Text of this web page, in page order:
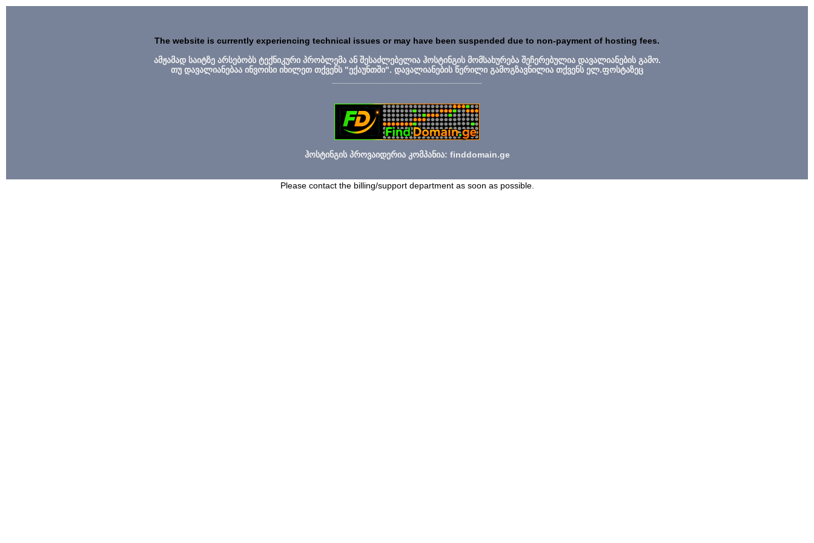
The website is currently experiencing technical issues or may have been suspended due to non-payment of hosting fees.
ამჟამად საიტზე არსებობს ტექნიკური პრობლემა ან შესაძლებელია ჰოსტინგის მომსახურება შეჩერებულია დავალიანების გამო.
თუ დავალიანებაა ინვოისი იხილეთ თქვენს "ექაუნთში". დავალიანების წერილი გამოგზავნილია თქვენს ელ.ფოსტაზეც
ჰოსტინგის პროვაიდერია კომპანია: finddomain.ge
Please contact the billing/support department as soon as possible.